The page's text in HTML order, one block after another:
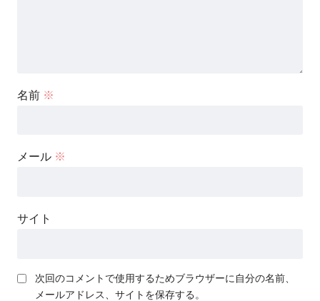
名前 ※
メール ※
サイト
次回のコメントで使用するためブラウザーに自分の名前、
メールアドレス、サイトを保存する。